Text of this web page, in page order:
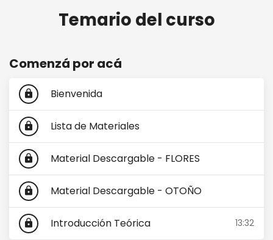
Temario del curso
Comenzá por acá
lock Bienvenida
lock Lista de Materiales
lock Material Descargable - FLORES
lock Material Descargable - OTOÑO
lock Introducción Teórica 13:32